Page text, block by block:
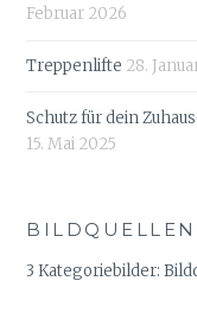
Februar 2026
Treppenlifte 28.
Schutz für dein
15. Mai 2025
3 Kategoriebilder: